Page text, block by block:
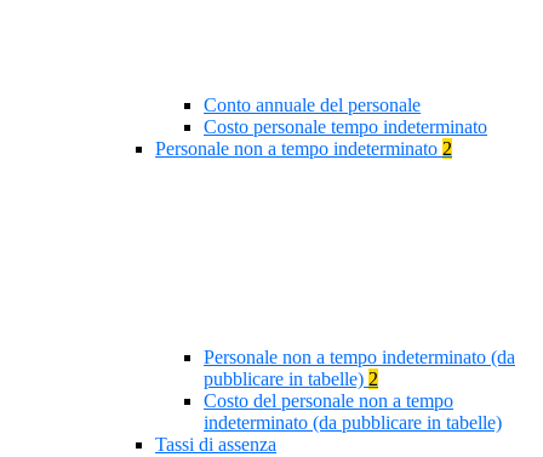
Conto annuale del personale
Costo personale tempo indeterminato
Personale non a tempo indeterminato 2
Personale non a tempo indeterminato (da
pubblicare in tabelle) 2
Costo del personale non a tempo
indeterminato (da pubblicare in tabelle)
Tassi di assenza